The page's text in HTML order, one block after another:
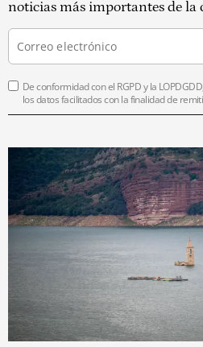
noticias más importantes de la
De conformidad con el RGPD y la
los datos facilitados con la finalidad de